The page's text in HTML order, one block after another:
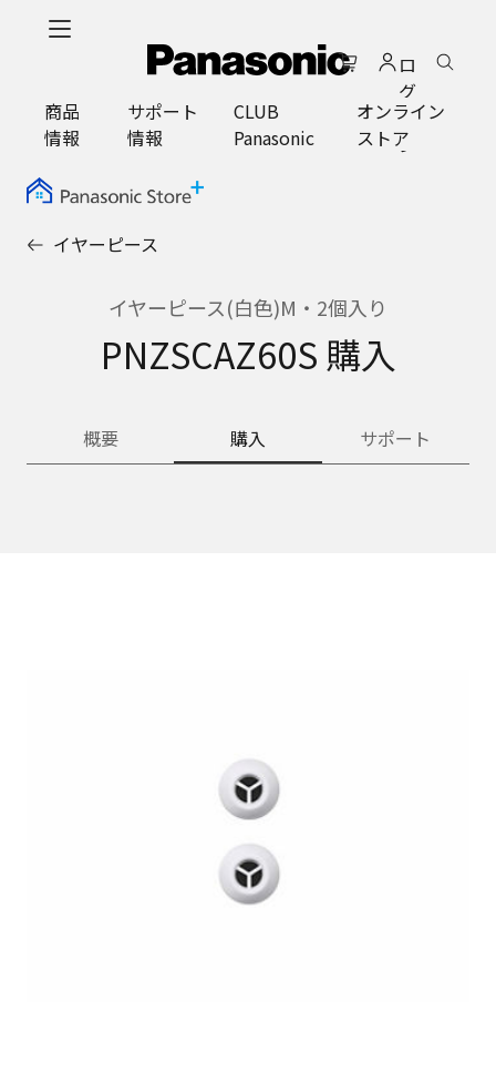
ロ
グ
イ
ン
商品
情報
サポート
情報
CLUB
Panasonic
オンライン
ストア
イヤーピース
イヤーピース(白色)M・2個入り
PNZSCAZ60S 購入
概要 購入 サポート